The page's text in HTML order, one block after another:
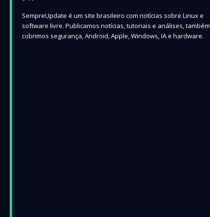
SempreUpdate é um site brasileiro com notícias sobre Linux e
software livre. Publicamos notícias, tutoriais e análises, também
cobrimos segurança, Android, Apple, Windows, IA e hardware.